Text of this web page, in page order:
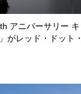
アニバーサリー キ
がレッド・ドット・